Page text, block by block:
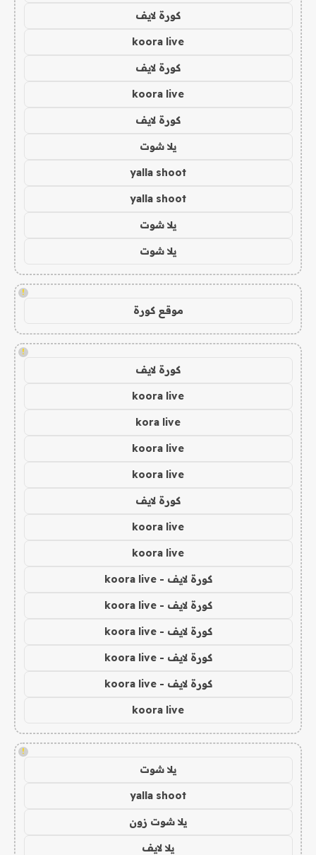
كورة لايف
koora live
كورة لايف
koora live
كورة لايف
يلا شوت
yalla shoot
yalla shoot
يلا شوت
يلا شوت
!
موقع كورة
!
كورة لايف
koora live
kora live
koora live
koora live
كورة لايف
koora live
koora live
كورة لايف - koora live
كورة لايف - koora live
كورة لايف - koora live
كورة لايف - koora live
كورة لايف - koora live
koora live
!
يلا شوت
yalla shoot
يلا شوت زون
يلا لايف